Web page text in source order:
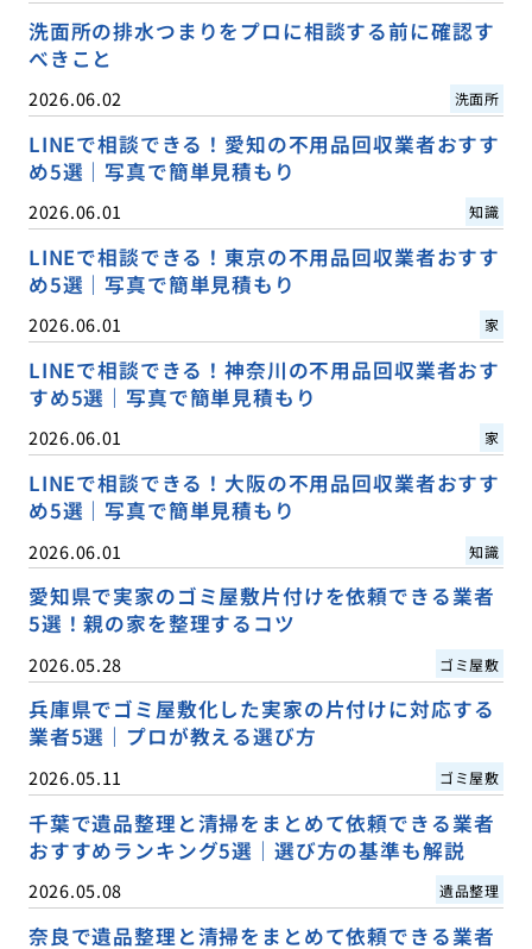
洗面所の排水つまりをプロに相談する前に確認す
べきこと
2026.06.02 洗面所
LINEで相談できる！愛知の不用品回収業者おすす
め5選｜写真で簡単見積もり
2026.06.01 知識
LINEで相談できる！東京の不用品回収業者おすす
め5選｜写真で簡単見積もり
2026.06.01 家
LINEで相談できる！神奈川の不用品回収業者おす
すめ5選｜写真で簡単見積もり
2026.06.01 家
LINEで相談できる！大阪の不用品回収業者おすす
め5選｜写真で簡単見積もり
2026.06.01 知識
愛知県で実家のゴミ屋敷片付けを依頼できる業者
5選！親の家を整理するコツ
2026.05.28 ゴミ屋敷
兵庫県でゴミ屋敷化した実家の片付けに対応する
業者5選｜プロが教える選び方
2026.05.11 ゴミ屋敷
千葉で遺品整理と清掃をまとめて依頼できる業者
おすすめランキング5選｜選び方の基準も解説
2026.05.08 遺品整理
奈良で遺品整理と清掃をまとめて依頼できる業者